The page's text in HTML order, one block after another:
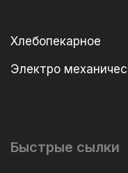
Хлебопекарное
Электро
Быстрые сылки